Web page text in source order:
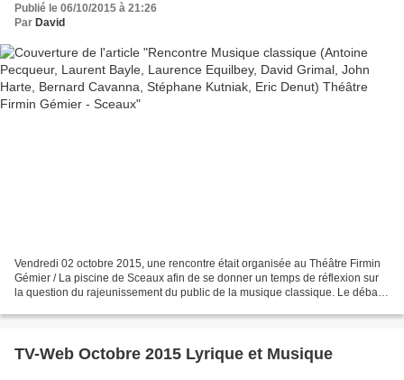
Gémier - Sceaux
Publié le 06/10/2015 à 21:26
Par David
Vendredi 02 octobre 2015, une rencontre était organisée au Théâtre Firmin
Gémier / La piscine de Sceaux afin de se donner un temps de réflexion sur
la question du rajeunissement du public de la musique classique. Le débat,
TV-Web Octobre 2015 Lyrique et Musique